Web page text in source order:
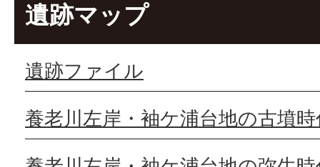
遺跡マップ
遺跡ファイル
養老川左岸・袖ケ浦台地の古墳